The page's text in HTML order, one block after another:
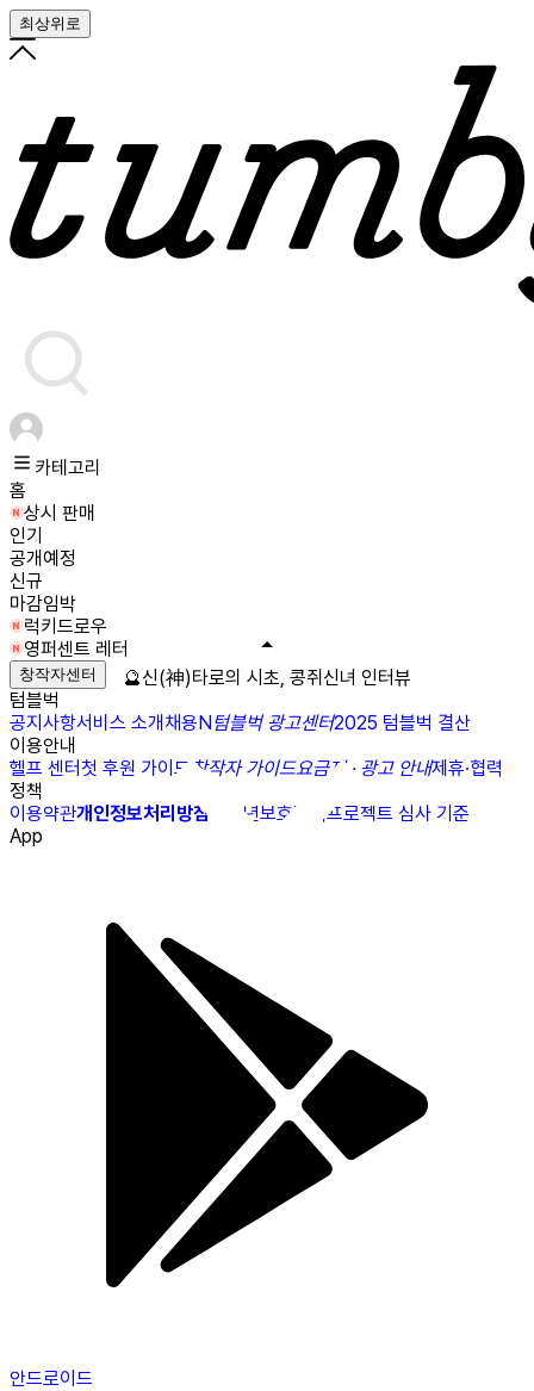
최상위로
카테고리
홈
상시 판매
인기
공개예정
신규
마감임박
럭키드로우
영퍼센트 레터
창작자센터
텀블벅
공지사항서비스 소개채용N텀블벅 광고센터2025 텀블벅 결산
이용안내
헬프 센터첫 후원 가이드 창작자 가이드요금제 · 광고 안내제휴·협력
정책
이용약관개인정보처리방침 청소년보호정책프로젝트 심사 기준
App
안드로이드
🔮신(神)타로의 시초, 콩쥐신녀 인터뷰